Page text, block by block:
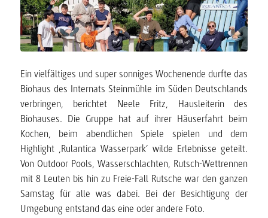
Ein vielfältiges und super sonniges Wochenende durfte das
Biohaus des Internats Steinmühle im Süden Deutschlands
verbringen, berichtet Neele Fritz, Hausleiterin des
Biohauses. Die Gruppe hat auf ihrer Häuserfahrt beim
Kochen, beim abendlichen Spiele spielen und dem
Highlight ‚Rulantica Wasserpark‘ wilde Erlebnisse geteilt.
Von Outdoor Pools, Wasserschlachten, Rutsch-Wettrennen
mit 8 Leuten bis hin zu Freie-Fall Rutsche war den ganzen
Samstag für alle was dabei. Bei der Besichtigung der
Umgebung entstand das eine oder andere Foto.